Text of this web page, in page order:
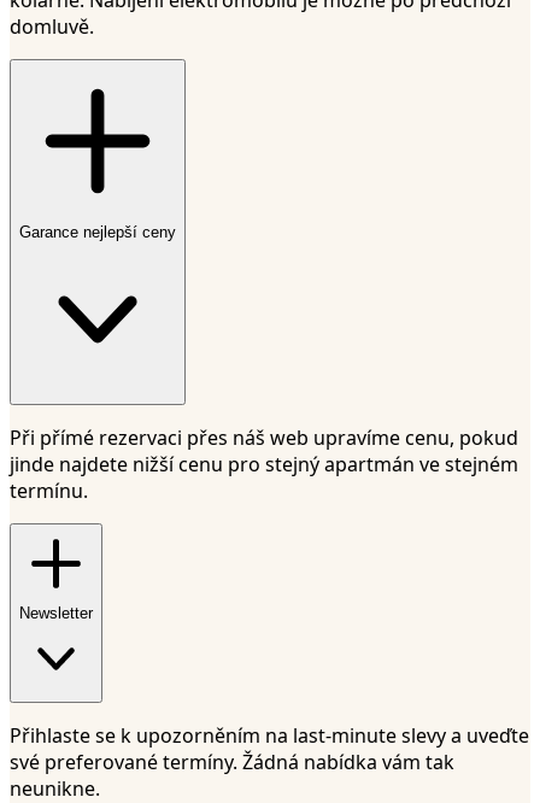
domluvě.
Garance nejlepší ceny
Při přímé rezervaci přes náš web upravíme cenu, pokud
jinde najdete nižší cenu pro stejný apartmán ve stejném
termínu.
Newsletter
Přihlaste se k upozorněním na last-minute slevy a uveďte
své preferované termíny. Žádná nabídka vám tak
neunikne.